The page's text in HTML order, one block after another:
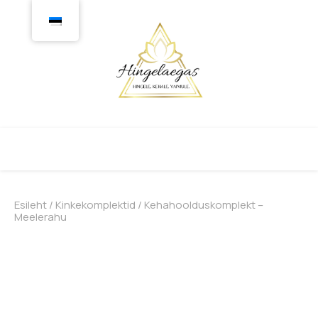
Esileht/ Kinkekomplektid / Kehahoolduskomplekt –
Meelerahu